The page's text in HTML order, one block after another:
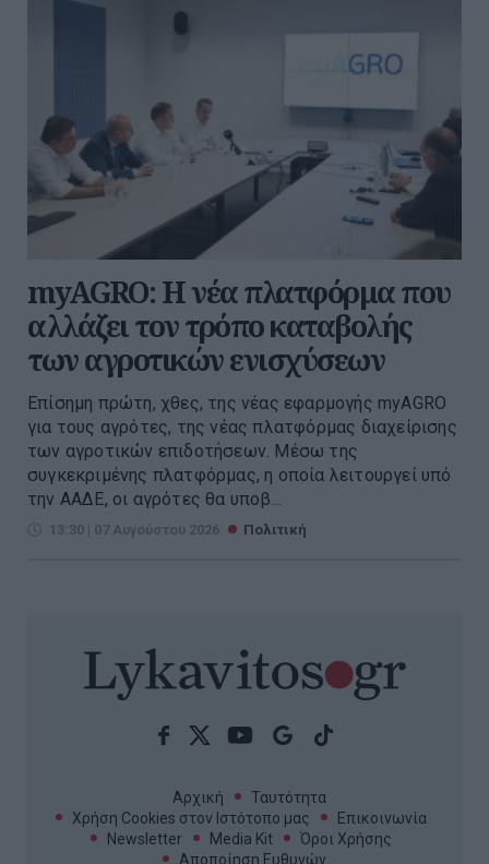
myAGRO: Η νέα πλατφόρμα που
αλλάζει τον τρόπο καταβολής
των αγροτικών ενισχύσεων
Επίσημη πρώτη, χθες, της νέας εφαρμογής myAGRO
για τους αγρότες, της νέας πλατφόρμας διαχείρισης
των αγροτικών επιδοτήσεων. Μέσω της
συγκεκριμένης πλατφόρμας, η οποία λειτουργεί υπό
την ΑΑΔΕ, οι αγρότες θα υποβ...
13:30 | 07 Αυγούστου 2026 Πολιτική
Αρχική
Ταυτότητα
Χρήση Cookies στον Ιστότοπο μας
Επικοινωνία
Newsletter
Media Kit
Όροι Χρήσης
Αποποίηση Ευθυνών